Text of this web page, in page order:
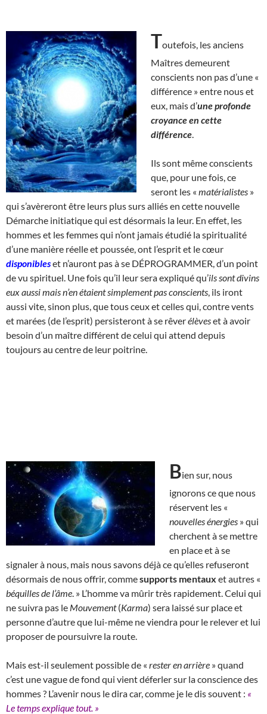
Toutefois, les anciens
Maîtres demeurent
conscients non pas d’une «
différence » entre nous et
eux, mais d’une profonde
croyance en cette
différence
Ils sont même conscients
que, pour une fois, ce
seront les « matérialistes »
qui s’avèreront être leurs plus surs alliés en cette nouvelle
Démarche initiatique qui est désormais la leur. En effet, les
hommes et les femmes qui n’ont jamais étudié la spiritualité
d’une manière réelle et poussée, ont l’esprit et le cœur
disponibleset n’auront pas à se DÉPROGRAMMER, d’un point
de vu spirituel. Une fois qu’il leur sera expliqué qu’ils sont divins
eux aussi mais n’en étaient simplement pas conscients , ils iront
aussi vite, sinon plus, que tous ceux et celles qui, contre vents
et marées (de l’esprit) persisteront à se rêverélèveset à avoir
besoin d’un maître différent de celui qui attend depuis
toujours au centre de leur poitrine.
Bien sur, nous
ignorons ce que nous
réservent les «
nouvelles énergies » qui
cherchent à se mettre
en place et à se
signaler à nous, mais nous savons déjà ce qu’elles refuseront
désormais de nous offrir, commesupports mentaux et autres «
béquilles de l’âme . » L’homme va mûrir très rapidement. Celui qui
ne suivra pas le Mouvement(Karma) sera laissé sur place et
personne d’autre que lui-même ne viendra pour le relever et lui
proposer de poursuivre la route.
Mais est-il seulement possible de « rester en arrière » quand
c’est une vague de fond qui vient déferler sur la conscience des
hommes ? L’avenir nous le dira car, comme je le dis souvent : «
Le temps explique tout. »